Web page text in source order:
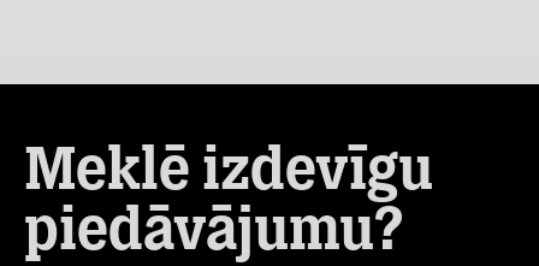
Meklē izdevīgu
piedāvājumu?